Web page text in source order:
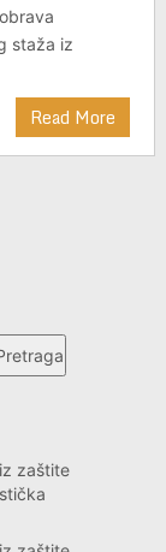
staža iz
Read More
zaštite